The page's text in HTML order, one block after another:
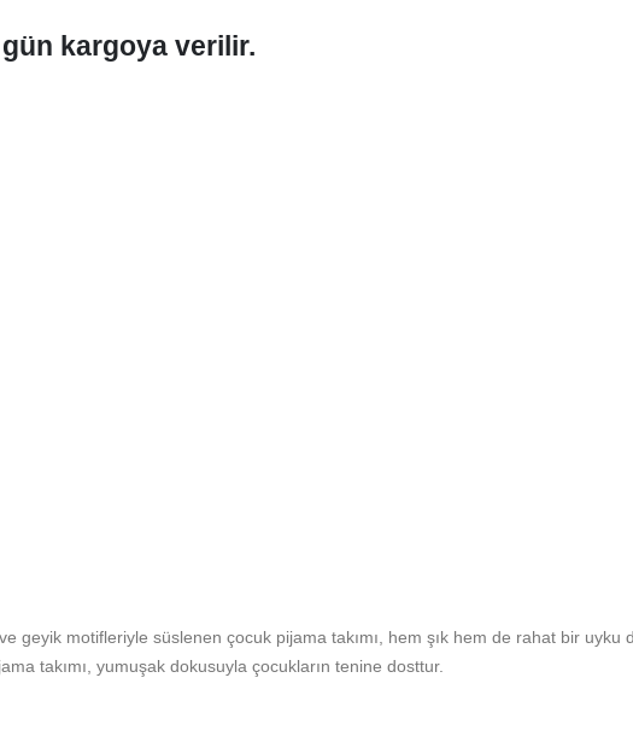
kargoya verilir.
motifleriyle süslenen çocuk pijama takımı, hem şık hem de rahat bir uyku
takımı, yumuşak dokusuyla çocukların tenine dosttur.